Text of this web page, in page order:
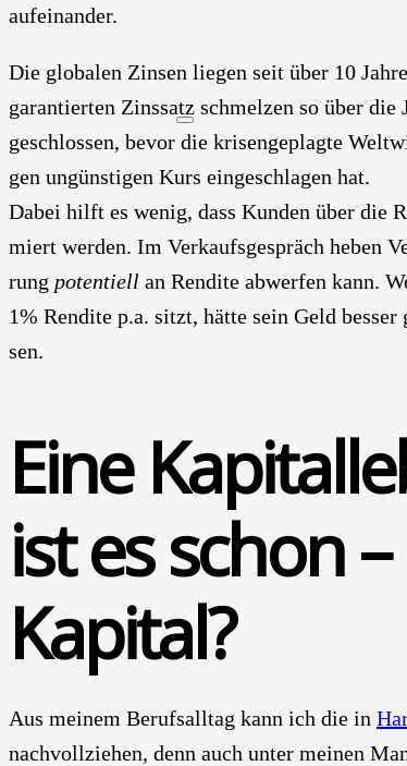
auf­ein­an­der.
Die glo­ba­len Zin­sen lie­gen seit über 10
garan­tier­ten Zins­satz schmel­zen so über
geschlos­sen, bevor die kri­sen­ge­plag­te
gen ungüns­ti­gen Kurs ein­ge­schla­gen hat.
Dabei hilft es wenig, dass Kun­den über die
miert wer­den. Im Ver­kaufs­ge­spräch heben
rung poten­ti­ell an Ren­di­te abwer­fen kann.
1% Ren­di­te p.a. sitzt, hät­te sein Geld
sen.
Eine
ist es schon
Kapi­tal?
Aus mei­nem Berufs­all­tag kann ich die in
nach­voll­zie­hen, denn auch unter mei­nen